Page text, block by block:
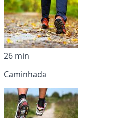
26 min
Caminhada